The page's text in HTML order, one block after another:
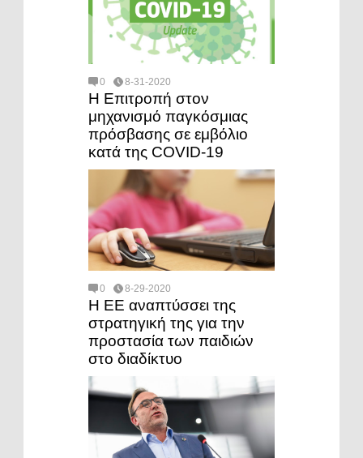
0 8-31-2020
Η Επιτροπή στον
μηχανισμό παγκόσμιας
πρόσβασης σε εμβόλιο
κατά της COVID-19
0 8-29-2020
Η ΕΕ αναπτύσσει της
στρατηγική της για την
προστασία των παιδιών
στο διαδίκτυο